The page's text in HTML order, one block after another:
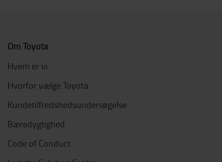
Om Toyota
Hvem er vi
Hvorfor vælge Toyota
Kundetilfredshedsundersøgelse
Bæredygtighed
Code of Conduct